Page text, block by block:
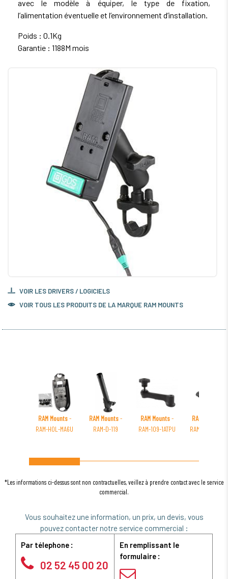
VOIR LES DRIVERS / LOGICIELS
VOIR TOUS LES PRODUITS DE LA MARQUE RAM MOUNTS
avec le modèle à équiper, le type de fixation,
l’alimentation éventuelle et l’environnement d’installation.
Poids : 0.1Kg
Garantie : 1188M mois
RAM Mounts-
RAM-HOL-MA6U
RAM Mounts-
RAM-D-119
RAM Mounts-
RAM-109-1ATPU
RAM Mounts
RAM-VP-SW2F-
*Les informations ci-dessus sont non contractuelles, veillez à prendre contact avec le service
commercial.
Vous souhaitez une information, un prix, un devis, vous
pouvez contacter notre service commercial :
Par télephone :
02 52 45 00 20
En remplissant le
formulaire :